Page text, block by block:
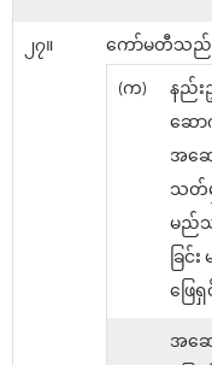
၂၇။ ကော်မတီသည်
(က)
နည်း
ဆော
အဆ
သတ်
မည်
ခြ
ဖြေ
အဆ